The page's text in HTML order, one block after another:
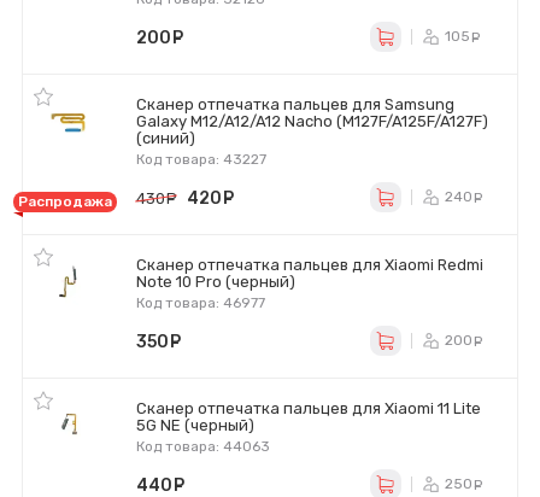
200 105
Сканер отпечатка пальцев для Samsung
Galaxy M12/A12/A12 Nacho (M127F/A125F/A127F)
(синий)
Код товара: 43227
Распродажа 430 руб.
420 240
Сканер отпечатка пальцев для Xiaomi Redmi
Note 10 Pro (черный)
Код товара: 46977
350 200
Сканер отпечатка пальцев для Xiaomi 11 Lite
5G NE (черный)
Код товара: 44063
440 250